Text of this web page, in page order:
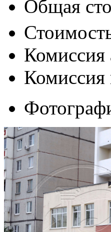
Общая
Комиссия
Комиссия